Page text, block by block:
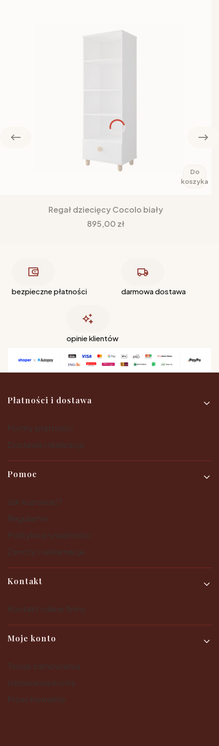
Do
koszyka
Regał dziecięcy Cocolo biały
Cena
895,00 zł
bezpieczne płatności darmowa dostawa
opinie klientów
Linki w stopce
Płatności i dostawa
Pomoc
Kontakt
Moje konto